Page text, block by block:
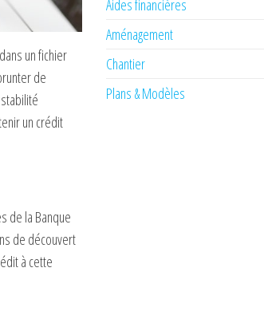
un fichier
de
un crédit
de la Banque
de découvert
à cette
Aides financières
Aménagement
Chantier
Plans & Modèles